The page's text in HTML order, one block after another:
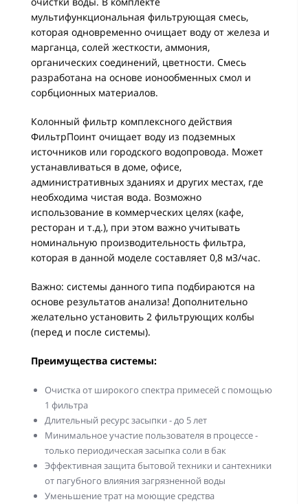
мультифункциональная фильтрующая смесь,
которая одновременно очищает воду от железа и
марганца, солей жесткости, аммония,
органических соединений, цветности. Смесь
разработана на основе ионообменных смол и
сорбционных материалов.
Колонный фильтр комплексного действия
ФильтрПоинт очищает воду из подземных
источников или городского водопровода. Может
устанавливаться в доме, офисе,
административных зданиях и других местах, где
необходима чистая вода. Возможно
использование в коммерческих целях (кафе,
ресторан и т.д.), при этом важно учитывать
номинальную производительность фильтра,
которая в данной моделе составляет 0,8 м3/час.
Важно: системы данного типа подбираются на
основе результатов анализа! Дополнительно
желательно установить 2 фильтрующих колбы
(перед и после системы).
Преимущества системы:
Очистка от широкого спектра примесей с помощью
1 фильтра
Длительный ресурс засыпки - до 5 лет
Минимальное участие пользователя в процессе -
только периодическая засыпка соли в бак
Эффективная защита бытовой техники и сантехники
от пагубного влияния загрязненной воды
Уменьшение трат на моющие средства